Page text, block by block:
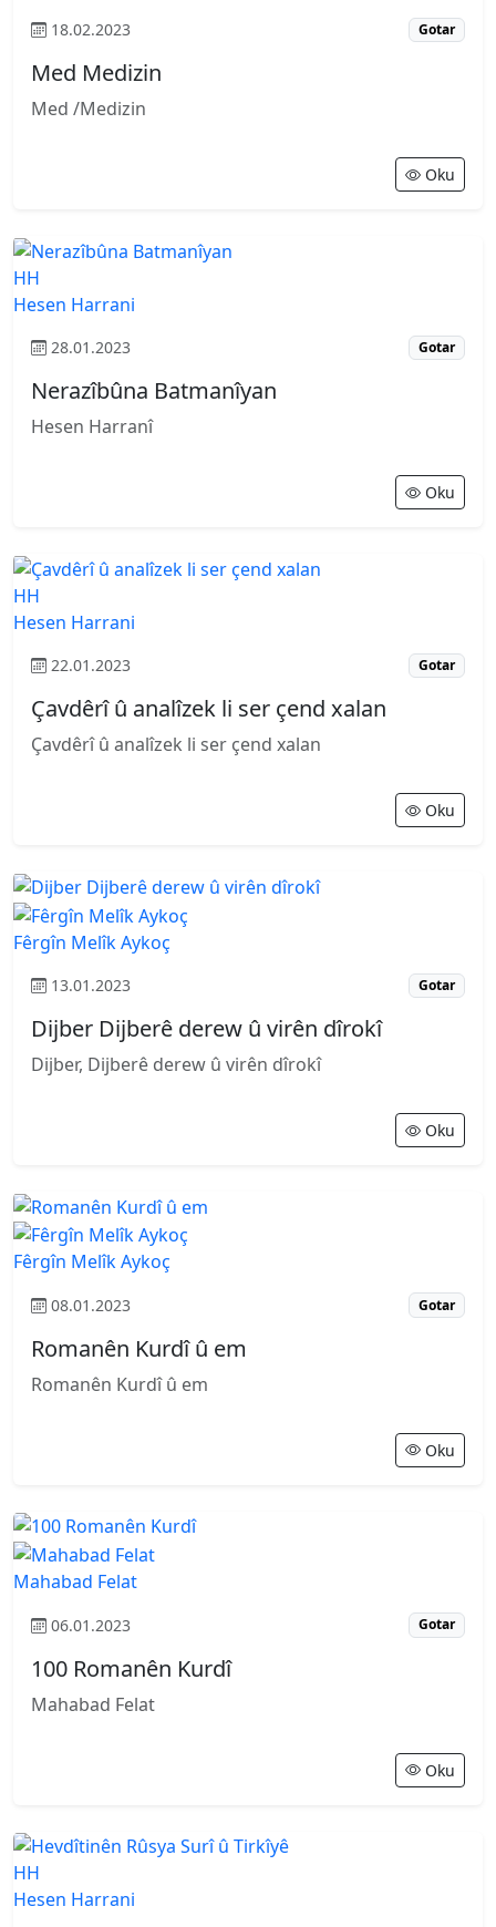
18.02.2023 Gotar
Med Medizin
Med /Medizin
Oku
HH
Hesen Harrani
28.01.2023 Gotar
Nerazîbûna Batmanîyan
Hesen Harranî
Oku
HH
Hesen Harrani
22.01.2023 Gotar
Çavdêrî û analîzek li ser çend xalan
Çavdêrî û analîzek li ser çend xalan
Oku
Fêrgîn Melîk Aykoç
13.01.2023 Gotar
Dijber Dijberê derew û virên dîrokî
Dijber, Dijberê derew û virên dîrokî
Oku
Fêrgîn Melîk Aykoç
08.01.2023 Gotar
Romanên Kurdî û em
Romanên Kurdî û em
Oku
Mahabad Felat
06.01.2023 Gotar
100 Romanên Kurdî
Mahabad Felat
Oku
HH
Hesen Harrani